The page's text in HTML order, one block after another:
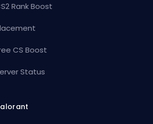
Rank Boost
CS Boost
Status